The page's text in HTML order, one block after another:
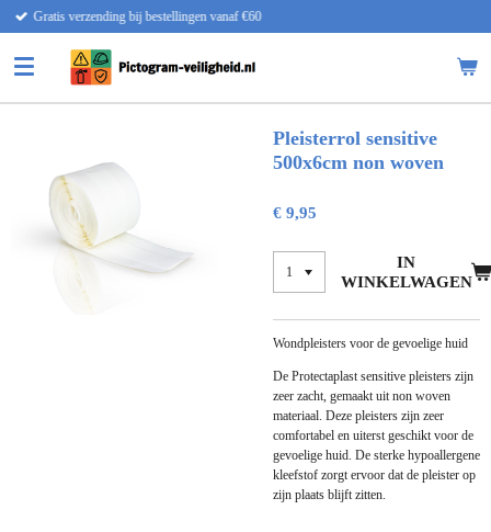
Ga
naar
de
hoofdinhoud
vanaf €60
Pleisterrol sensitive
500x6cm non woven
€ 9,95
IN
WINKELWAGEN
Wondpleisters voor de gevoelige huid
De Protectaplast sensitive pleisters zijn
zeer zacht, gemaakt uit non woven
materiaal. Deze pleisters zijn zeer
comfortabel en uiterst geschikt voor de
gevoelige huid. De sterke hypoallergene
kleefstof zorgt ervoor dat de pleister op
zijn plaats blijft zitten.